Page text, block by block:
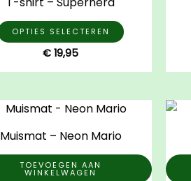
OPTIES SELECTEREN
meerdere
kan
op
€ 19,95
Muismat – Neon Mario
TOEVOEGEN AAN
WINKELWAGEN